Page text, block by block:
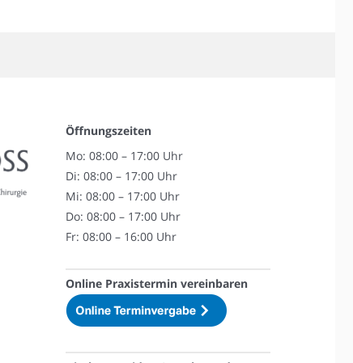
Öffnungszeiten
Mo: 08:00 – 17:00 Uhr
Di: 08:00 – 17:00 Uhr
Mi: 08:00 – 17:00 Uhr
Do: 08:00 – 17:00 Uhr
Fr: 08:00 – 16:00 Uhr
Online Praxistermin vereinbaren